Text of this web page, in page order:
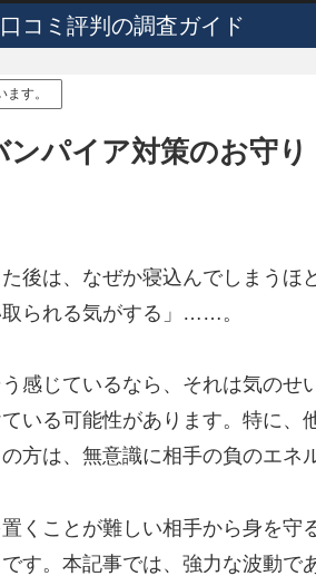
コミ評判の調査ガイド
す。
ンパイア対策のお守
た後は、なぜか寝込んでしまう
られる気がする」……。
感じているなら、それは気のせ
いる可能性があります。特に、
方は、無意識に相手の負のエネ
くことが難しい相手から身を守
す。本記事では、強力な波動